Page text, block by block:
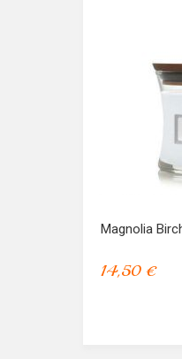
Magnolia
14,50 €